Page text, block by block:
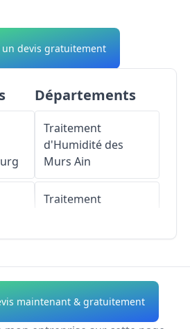
devis gratuitement
Départements
Traitement
d'Humidité des
Murs Ain
Traitement
Traitement
d'Humidité des
Murs Allier
maintenant & gratuitement